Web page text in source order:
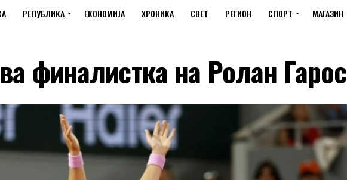
РЕПУБЛИКА ЕКОНОМИЈА ХРОНИКА СВЕТ РЕГИОН СПОРТ МАГАЗИН
финалистка на Ролан Гарос